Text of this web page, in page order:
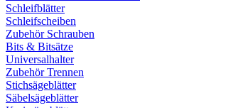
Schleifblätter
Schleifscheiben
Zubehör Schrauben
Bits & Bitsätze
Universalhalter
Zubehör Trennen
Stichsägeblätter
Säbelsägeblätter